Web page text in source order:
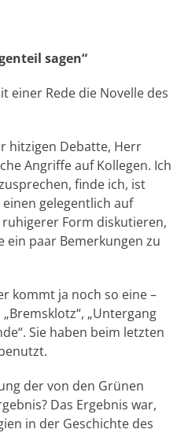
sagen“
einer Rede die Novelle des
hitzigen Debatte, Herr
Angriffe auf Kollegen. Ich
finde ich, ist
gelegentlich auf
Form diskutieren,
ein paar Bemerkungen zu
kommt ja noch so eine –
„Untergang
Sie haben beim letzten
der von den Grünen
Das Ergebnis war,
in der Geschichte des